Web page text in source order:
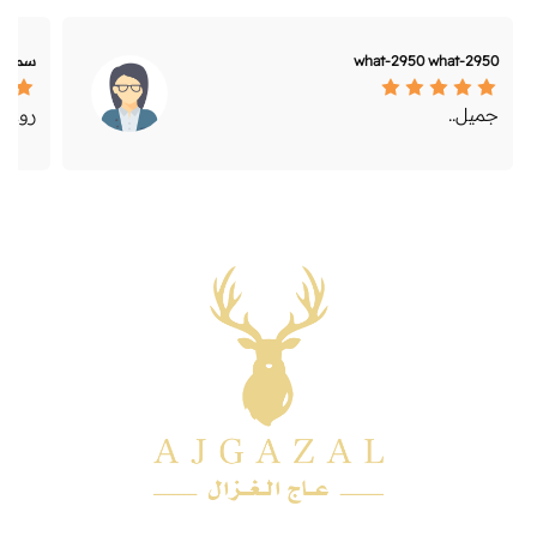
what-2950 what-2950
جميل..
سماح
روعه